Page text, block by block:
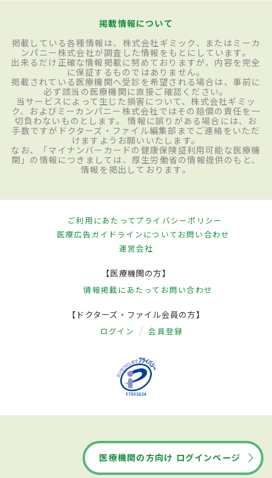
掲載情報について
掲載している各種情報は、株式会社ギミック、またはミーカ
ンパニー株式会社が調査した情報をもとにしています。
出来るだけ正確な情報掲載に努めておりますが、内容を完全
に保証するものではありません。
掲載されている医療機関へ受診を希望される場合は、事前に
必ず該当の医療機関に直接ご確認ください。
当サービスによって生じた損害について、株式会社ギミッ
ク、およびミーカンパニー株式会社ではその賠償の責任を一
切負わないものとします。 情報に誤りがある場合には、お
手数ですがドクターズ・ファイル編集部までご連絡をいただ
けますようお願いいたします。
なお、「マイナンバーカードの健康保険証利用可能な医療機
関」の情報につきましては、厚生労働省の情報提供のもと、
情報を掲出しております。
ご利用にあたってプライバシーポリシー
医療広告ガイドラインについてお問い合わせ
運営会社
【医療機関の方】
情報掲載にあたって お問い合わせ
【ドクターズ・ファイル会員の方】
ログイン 会員登録
医療機関の方向け ログインページ